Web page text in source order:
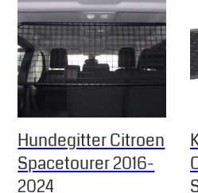
Hundegitter Citroen
Spacetourer 2016-
2024